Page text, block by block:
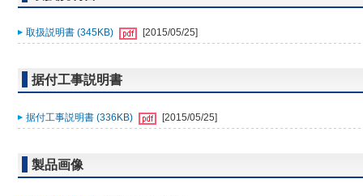
取扱説明書 (345KB) [2015/05/25]
据付工事説明書
据付工事説明書 (336KB) [2015/05/25]
製品画像